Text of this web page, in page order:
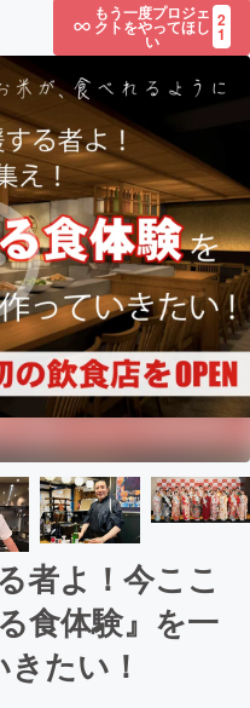
もう一度プロジェ
クトをやってほし
い
2
1
者よ！今ここ
食体験』を一
たい！